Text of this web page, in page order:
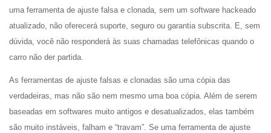
uma ferramenta de ajuste falsa e clonada, sem um software hackeado
atualizado, não oferecerá suporte, seguro ou garantia subscrita. E, sem
dúvida, você não responderá às suas chamadas telefônicas quando o
carro não der partida.
As ferramentas de ajuste falsas e clonadas são uma cópia das
verdadeiras, mas não são nem mesmo uma boa cópia. Além de serem
baseadas em softwares muito antigos e desatualizados, elas também
são muito instáveis, falham e “travam”. Se uma ferramenta de ajuste